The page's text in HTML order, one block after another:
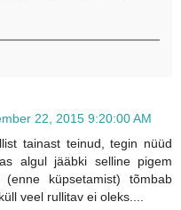
22, 2015 9:20:00 AM
tainast teinud, tegin nüüd
algul jääbki selline pigem
küpsetamist) tõmbab
veel rullitav ei oleks....